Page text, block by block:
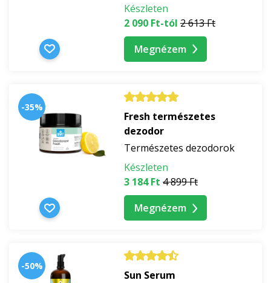
Készleten
2 090 Ft-tól 2 613 Ft
Megnézem
-35%
Fresh természetes
dezodor
Természetes dezodorok
Készleten
3 184 Ft 4 899 Ft
Megnézem
-50%
Sun Serum